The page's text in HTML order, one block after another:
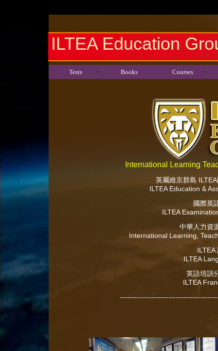
International Learning
英屬維京群島
ILTEA Education &
國際英
ILTEA
中華人力資
International Learning,
ILTEA
ILTEA
英語培訓
ILTEA
ILTEA Education
Tests Books Courses